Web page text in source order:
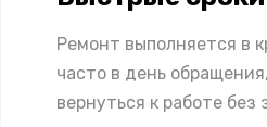
Ремонт выполняется в
часто в день
вернуться к работе без